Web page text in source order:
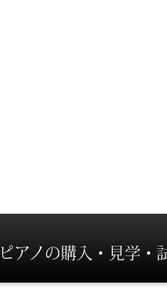
ピアノの購入・見学・